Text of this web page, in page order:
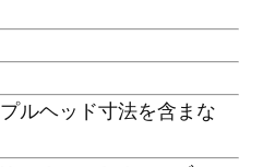
ルヘッド寸法を含まな